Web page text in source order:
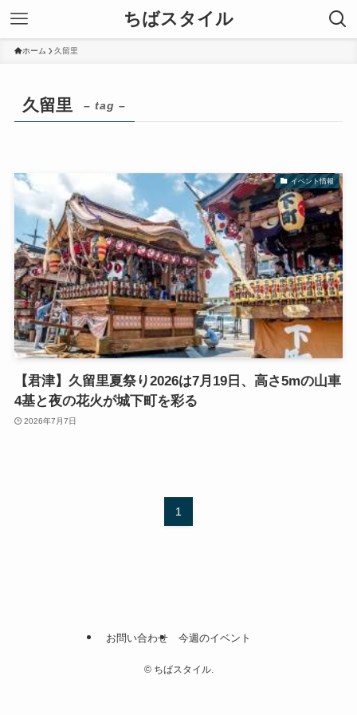
ちばスタイル
ホーム 久留里
久留里 – tag –
イベント情報
【君津】久留里夏祭り2026は7月19日、高さ5mの山車
4基と夜の花火が城下町を彩る
2026年7月7日
1
お問い合わせ 今週のイベント
©ちばスタイル.